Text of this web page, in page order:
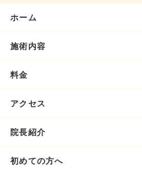
ホーム
施術内容
料金
アクセス
院長紹介
初めての方へ